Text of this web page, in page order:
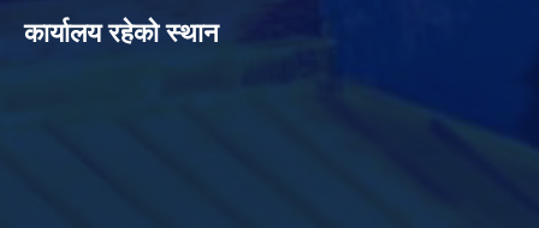
कार्यालय रहेको स्थान